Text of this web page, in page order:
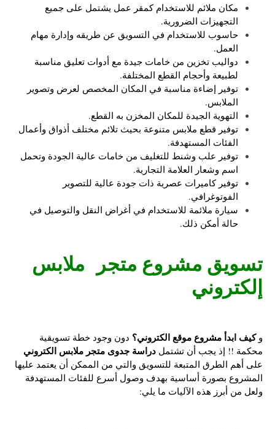
مكان ملائم للاستخدام كمقر عمل يشتمل على جميع
التجهيزات الضرورية.
حاسوب للاستخدام في التسويق عن طريقه وإدارة مهام
العمل.
دواليب تخزين من خامات جيدة مع أدوات تعليق مناسبة
لطبيعة وأحجام القطع المختلفة.
توفير إضاءة مناسبة في المكان المخصص لعرض وتصوير
الملابس.
التهوية الجيدة للمكان المخزن به القطع.
توفير قطع ملابس متنوعة بحيث تلائم مختلف أذواق وأعمال
الفئات المستهدفة.
توفير علب وشنط للتغليف من خامات عالية الجودة وتحمل
اسم وشعار العلامة التجارية.
توفير كاميرات عصرية ذات جودة عالية للتصوير
الفوتوغرافي.
سيارة ملائمة للاستخدام في أغراض النقل والتوصيل في
حالة أمكن ذلك.
تسويق مشروع متجر ملابس
إلكتروني
كيف ابدأ مشروع موقع الكتروني؟دون وجود خطة تسويقية
محكمة !! إذ يجب أن تشتملدراسة جدوى متجر ملابس الكتروني
على أهم الطرق المتبعة للتسويق والتي من الممكن أن يعتمد عليها
المشروع بصورة أساسية بهدف وصول أسرع للفئات المستهدفة
ولعل من أبرز هذه الآليات ما يلي: